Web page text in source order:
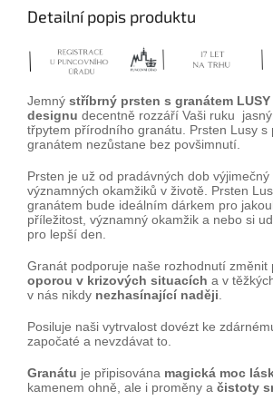
Detailní popis produktu
Jemný stříbrný prsten s granátem
designu decentně rozzáří Vaši ruku
třpytem přírodního granátu. Prsten Lusy s
granátem nezůstane bez povšimnutí.
Prsten je už od pradávných dob výjimečný
významných okamžiků v životě. Prsten
granátem bude ideálním dárkem pro
příležitost, významný okamžik a nebo si
pro lepší den.
Granát podporuje naše rozhodnutí změnit
oporou v krizových situacích a v
v nás nikdy nezhasínající naději.
Posiluje naši vytrvalost dovézt ke
započaté a nevzdávat to.
Granátu je připisována magická moc
kamenem ohně, ale i proměny a čistoty